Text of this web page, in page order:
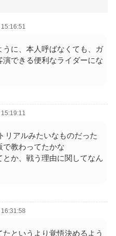
に、本人呼ばなくても、ガ
できる便利なライダーにな
リアルみたいなものだった
で教わってたかな
か、戦う理由に関してなん
というより覚悟決めるよう